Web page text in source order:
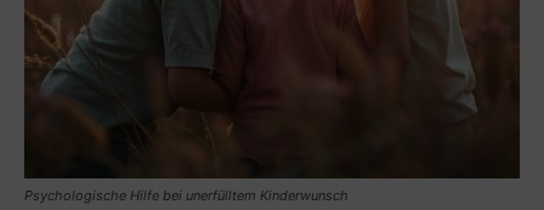
Psychologische Hilfe bei unerfülltem Kinderwunsch